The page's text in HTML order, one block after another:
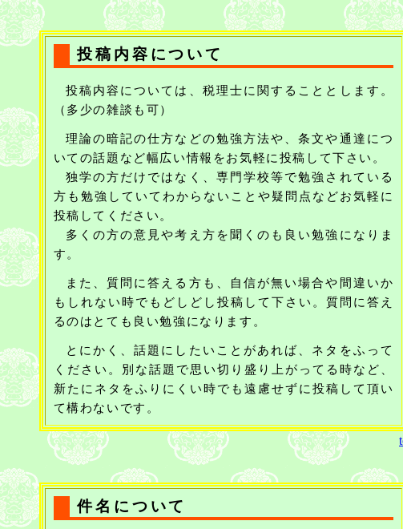
投稿内容について
投稿内容については、税理士に関することとします。
（多少の雑談も可）
理論の暗記の仕方などの勉強方法や、条文や通達につ
いての話題など幅広い情報をお気軽に投稿して下さい。
独学の方だけではなく、専門学校等で勉強されている
方も勉強していてわからないことや疑問点などお気軽に
投稿してください。
多くの方の意見や考え方を聞くのも良い勉強になりま
す。
また、質問に答える方も、自信が無い場合や間違いか
もしれない時でもどしどし投稿して下さい。質問に答え
るのはとても良い勉強になります。
とにかく、話題にしたいことがあれば、ネタをふって
ください。別な話題で思い切り盛り上がってる時など、
新たにネタをふりにくい時でも遠慮せずに投稿して頂い
て構わないです。
件名について